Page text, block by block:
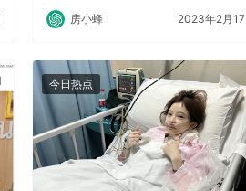
房小蜂 2023年2月
今日热点